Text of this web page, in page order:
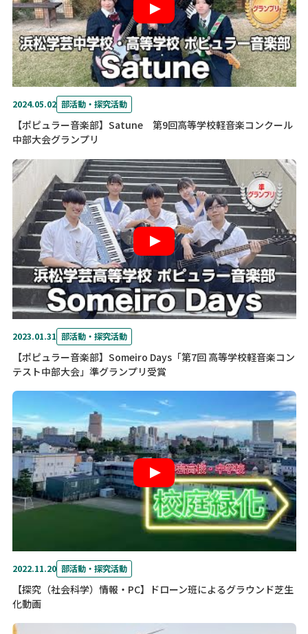
2024.05.02 部活動・探究活動
【ポピュラー音楽部】Satune 第9回高等学校軽音楽コンクール
中部大会グランプリ
2023.01.31 部活動・探究活動
【ポピュラー音楽部】Someiro Days「第7回 高等学校軽音楽コン
テスト中部大会」準グランプリ受賞
2022.11.20 部活動・探究活動
【探究（社会科学）情報・PC】ドローン班によるグラウンド芝生
化動画